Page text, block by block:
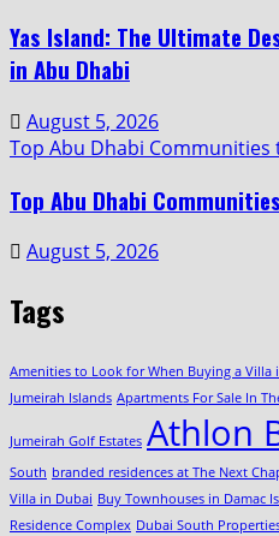
Yas Island: The Ultimate
in Abu Dhabi
August 5, 2026
Top Abu Dhabi
Top Abu Dhabi
August 5, 2026
Tags
Amenities to Look for When Buying a Villa
Jumeirah Islands Apartments For Sale In
Jumeirah Golf Estates Athlon
South branded residences at The Next
Villa in Dubai Buy Townhouses in Damac
Residence Complex Dubai South